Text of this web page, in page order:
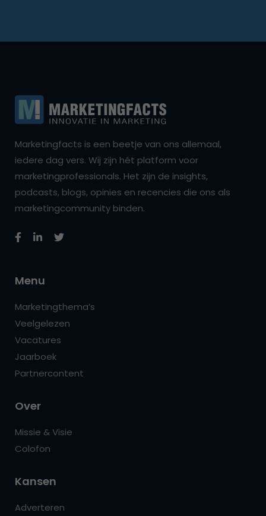
Marketingfacts is een beetje van ons allemaal,
iedere dag vers. Wij zijn hét platform voor
marketingprofessionals. Het zijn de insights,
podcasts, blogs, opinies en recencies die ons als
marketingcommunity binden.
Menu
Marketingthema’s
Veelgelezen
Vacatures
Jaarboek
Partnercontent
Over
Missie & Visie
Colofon
Kansen
Adverteren